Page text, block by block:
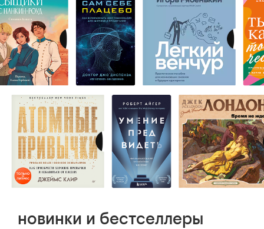
новинки и бестселлеры